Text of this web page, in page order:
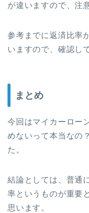
が違いますので、注
参考までに返済比率
いますので、確認し
まとめ
今回はマイカーロー
めないって本当なの
た。
結論としては、普通
率というものが重要
思います。